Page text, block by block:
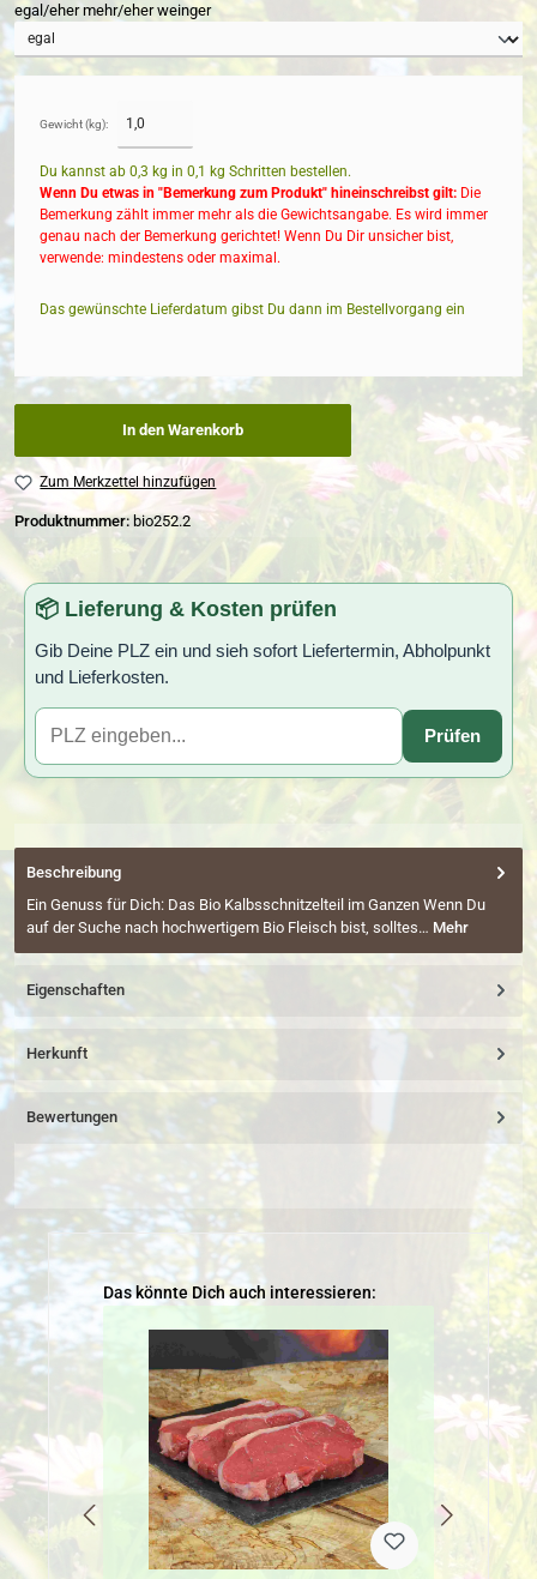
egal/eher mehr/eher weinger
Gewicht (kg):
Du kannst ab 0,3 kg in 0,1 kg Schritten bestellen.
Wenn Du etwas in "Bemerkung zum Produkt" hineinschreibst gilt: Die
Bemerkung zählt immer mehr als die Gewichtsangabe. Es wird immer
genau nach der Bemerkung gerichtet! Wenn Du Dir unsicher bist,
verwende: mindestens oder maximal.
Das gewünschte Lieferdatum gibst Du dann im Bestellvorgang ein
In den Warenkorb
Zum Merkzettel hinzufügen
Produktnummer: bio252.2
📦 Lieferung & Kosten prüfen
Gib Deine PLZ ein und sieh sofort Liefertermin, Abholpunkt
und Lieferkosten.
Prüfen
Beschreibung
Ein Genuss für Dich: Das Bio Kalbsschnitzelteil im Ganzen Wenn Du
auf der Suche nach hochwertigem Bio Fleisch bist, solltes… Mehr
Eigenschaften
Herkunft
Bewertungen
Produktgalerie überspringen
Das könnte Dich auch interessieren: